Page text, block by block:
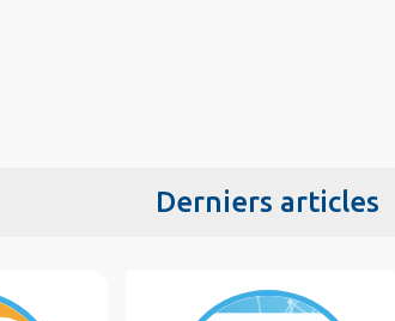
Derniers articles